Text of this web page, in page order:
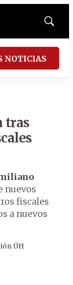
Mostrar
NOTICIAS
tras
nuevos
fiscales
a nuevos
ÚH